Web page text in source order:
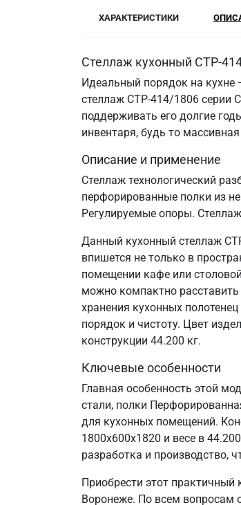
ХАРАКТЕРИСТИКИ
Стеллаж кухонный СТР-
Идеальный порядок на кухне
стеллаж СТР-414/1806 серии
поддерживать его долгие
инвентаря, будь то
Описание и применение
Стеллаж технологический
перфорированные полки из
Регулируемые опоры.
Данный кухонный стеллаж
впишется не только в
помещении кафе или
можно компактно
хранения кухонных
порядок и чистоту. Цвет
конструкции 44.200 кг.
Ключевые особенности
Главная особенность этой
стали, полки
для кухонных помещений.
1800х600х1820 и весе в
разработка и производство,
Приобрести этот
Воронеже. По всем вопросам